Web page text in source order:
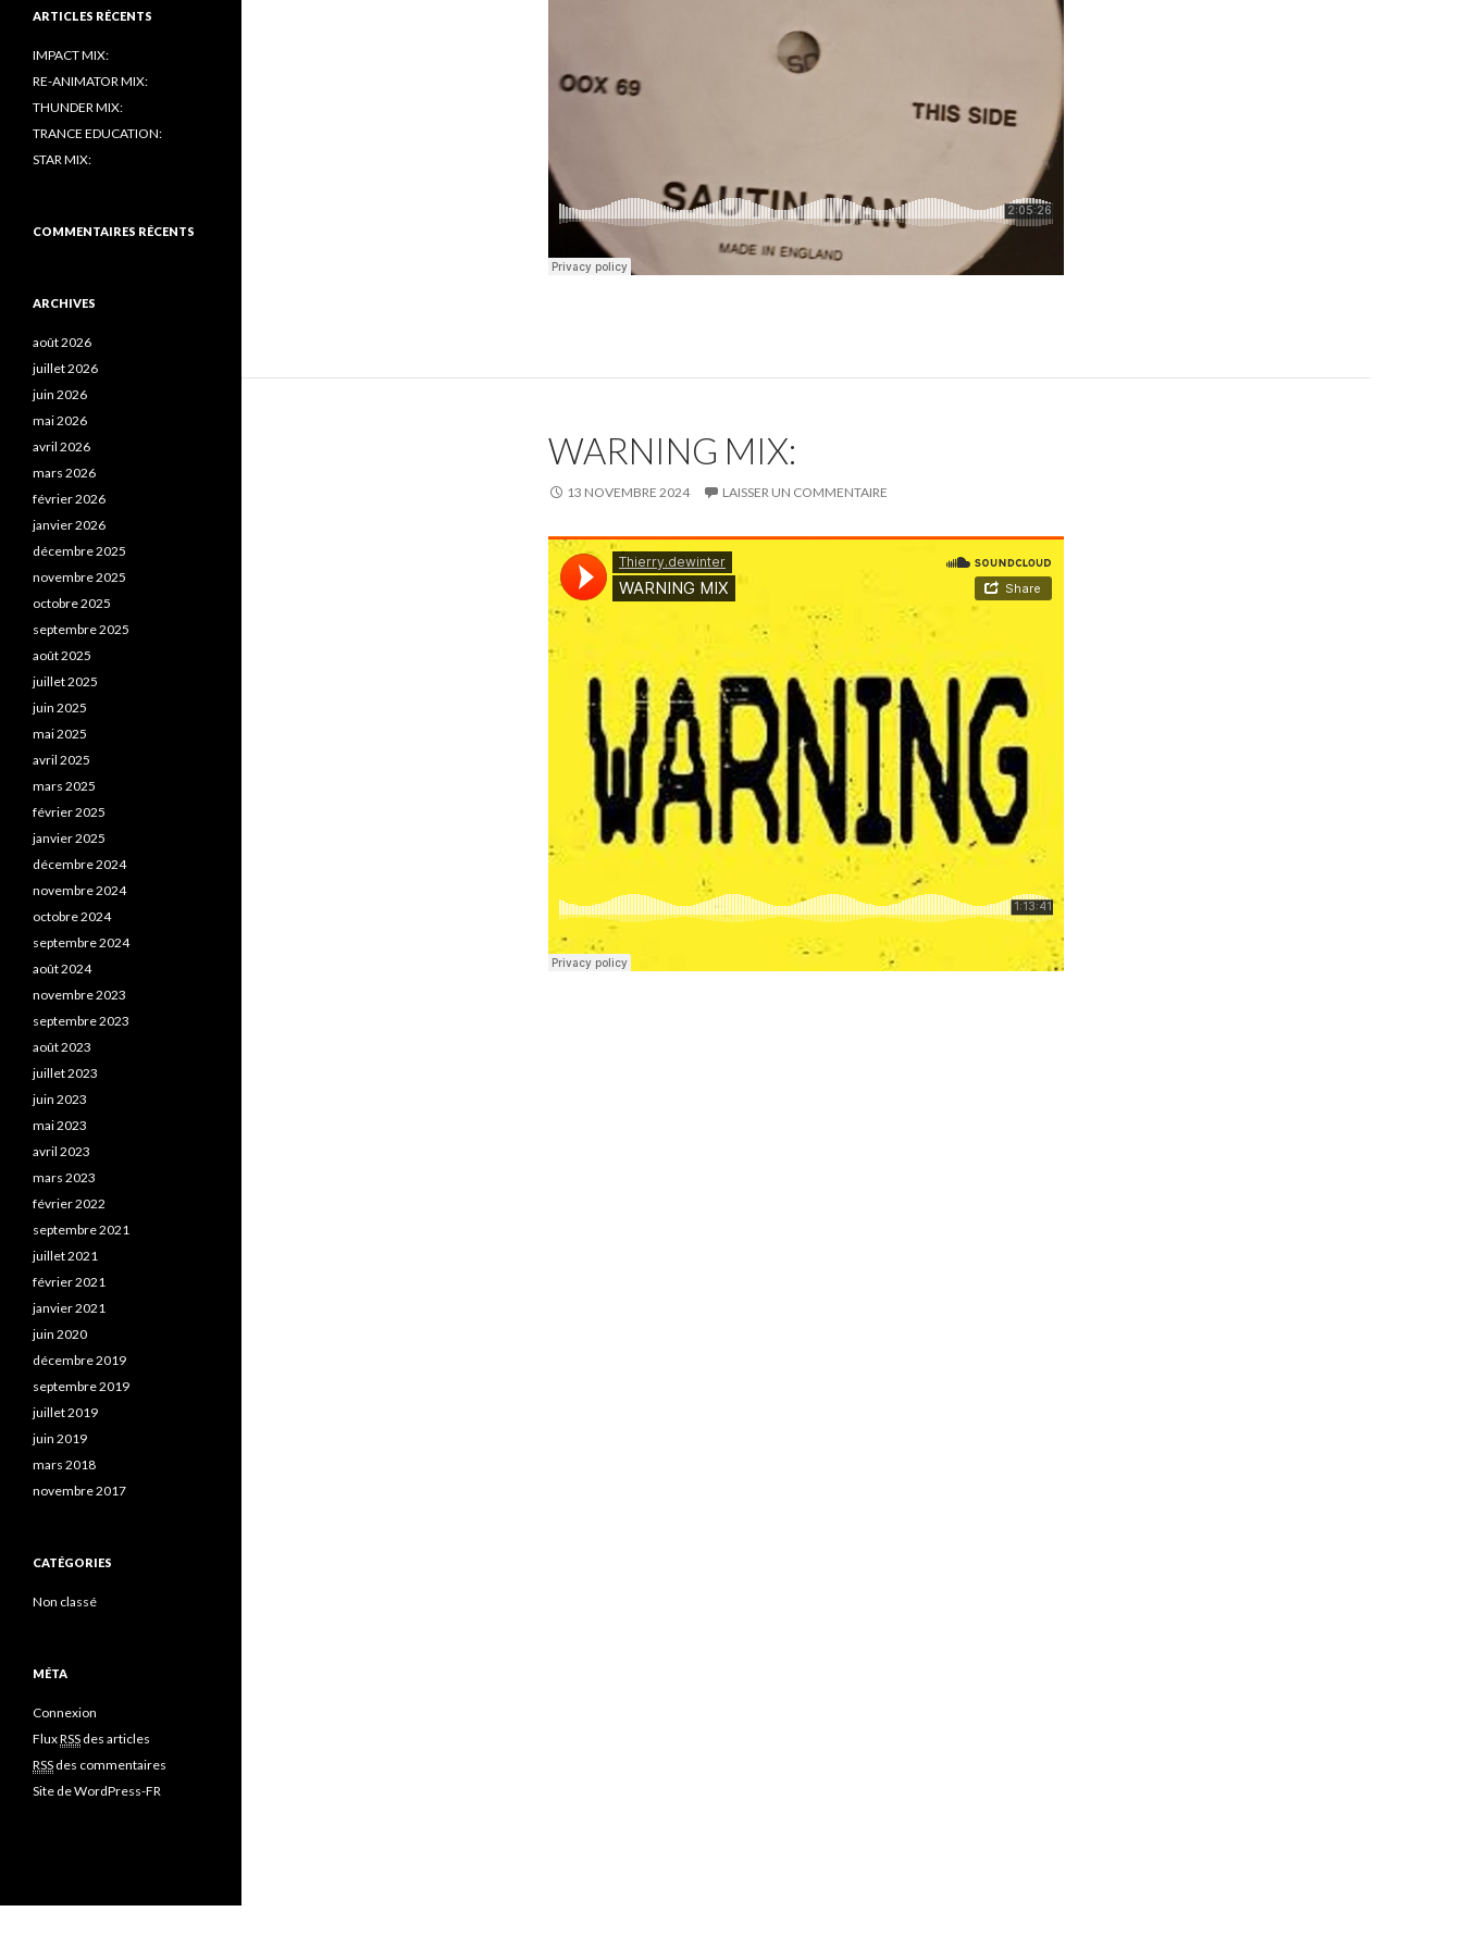
WARNING MIX:
13 NOVEMBRE 2024 LAISSER UN COMMENTAIRE
ARTICLES RÉCENTS
IMPACT MIX:
RE-ANIMATOR MIX:
THUNDER MIX:
TRANCE EDUCATION:
STAR MIX:
COMMENTAIRES RÉCENTS
ARCHIVES
août 2026
juillet 2026
juin 2026
mai 2026
avril 2026
mars 2026
février 2026
janvier 2026
décembre 2025
novembre 2025
octobre 2025
septembre 2025
août 2025
juillet 2025
juin 2025
mai 2025
avril 2025
mars 2025
février 2025
janvier 2025
décembre 2024
novembre 2024
octobre 2024
septembre 2024
août 2024
novembre 2023
septembre 2023
août 2023
juillet 2023
juin 2023
mai 2023
avril 2023
mars 2023
février 2022
septembre 2021
juillet 2021
février 2021
janvier 2021
juin 2020
décembre 2019
septembre 2019
juillet 2019
juin 2019
mars 2018
novembre 2017
CATÉGORIES
Non classé
MÉTA
Connexion
FluxRSS des articles
RSS des commentaires
Site de WordPress-FR